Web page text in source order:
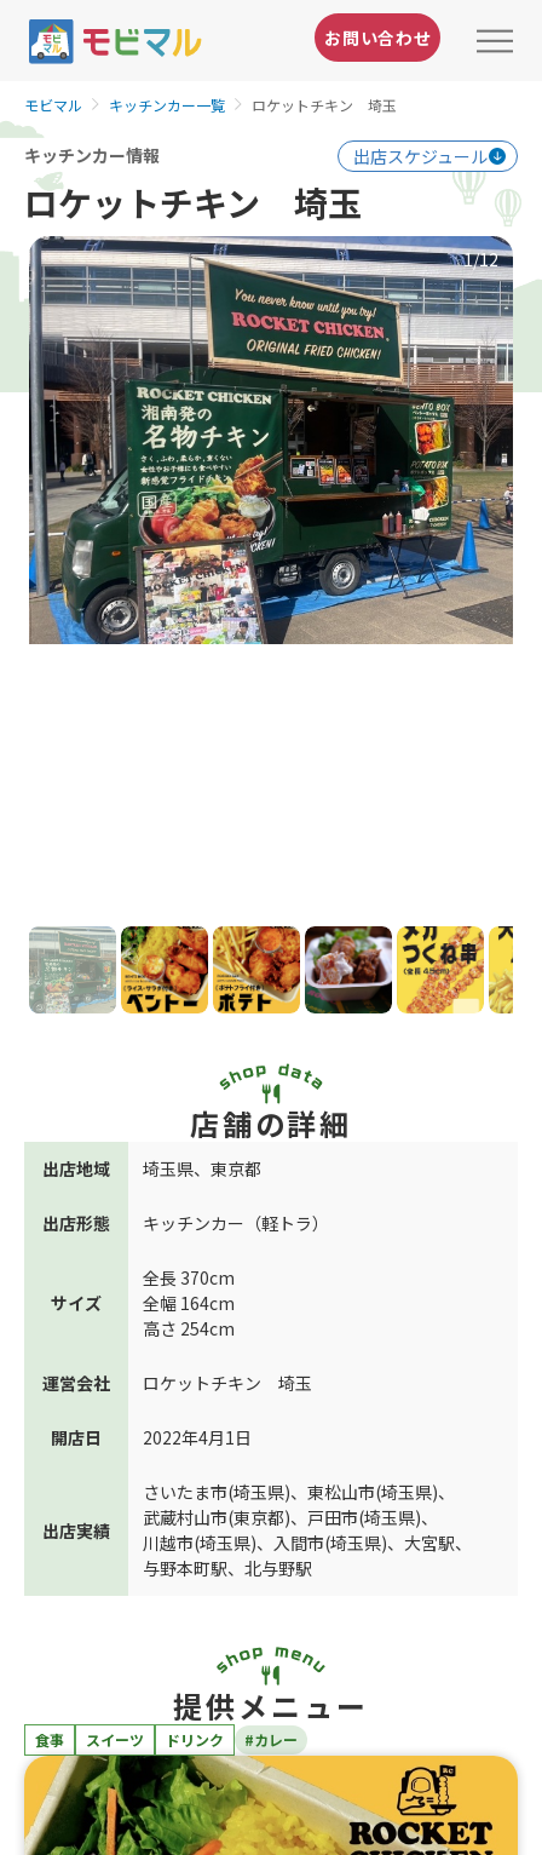
お問い合わせ
モビマル キッチンカー一覧 ロケットチキン 埼玉
キッチンカー情報 出店スケジュール
ロケットチキン 埼玉
1/12
店舗の詳細
出店地域 埼玉県、 東京都
出店形態 キッチンカー（軽トラ）
サイズ
全長 370cm
全幅 164cm
高さ 254cm
運営会社 ロケットチキン 埼玉
開店日 2022年4月1日
出店実績
さいたま市(埼玉県)、 東松山市(埼玉県)、
武蔵村山市(東京都)、 戸田市(埼玉県)、
川越市(埼玉県)、 入間市(埼玉県)、 大宮駅、
与野本町駅、 北与野駅
提供メニュー
食事 スイーツ ドリンク #カレー